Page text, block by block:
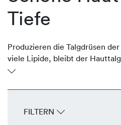
Tiefe
Produzieren die Talgdrüsen
viele Lipide, bleibt der
Ausführungsgang stehen und
speziell in der T-Zone und an
REVIDERM reduzieren die
FILTERN